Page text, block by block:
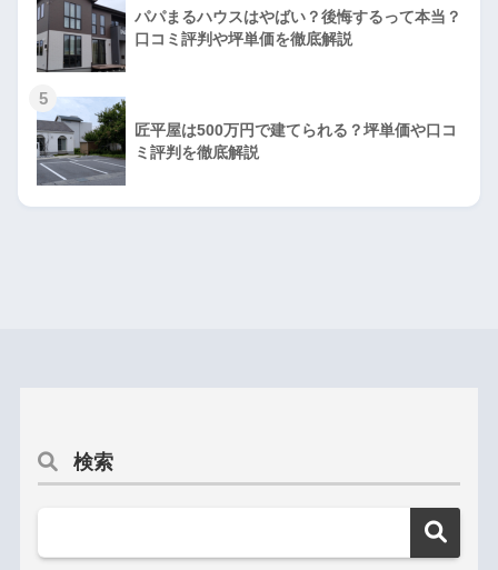
パパまるハウスはやばい？後悔するって本当？
口コミ評判や坪単価を徹底解説
5
匠平屋は500万円で建てられる？坪単価や口コ
ミ評判を徹底解説
検索